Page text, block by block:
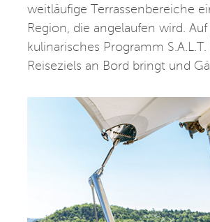
weitläufige Terrassenbereiche
Region, die angelaufen wird.
kulinarisches Programm
Reiseziels an Bord bringt und